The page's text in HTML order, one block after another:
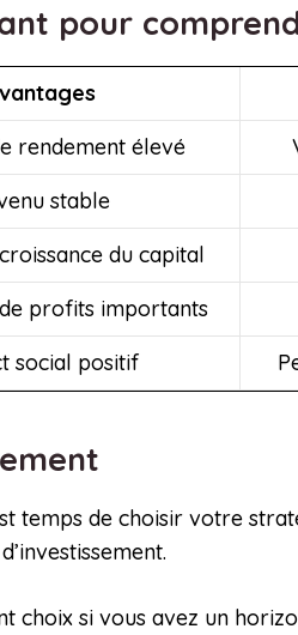
pour
rendement élevé
stable
du capital
profits importants
social positif
temps de choisir votre
choix si vous avez un